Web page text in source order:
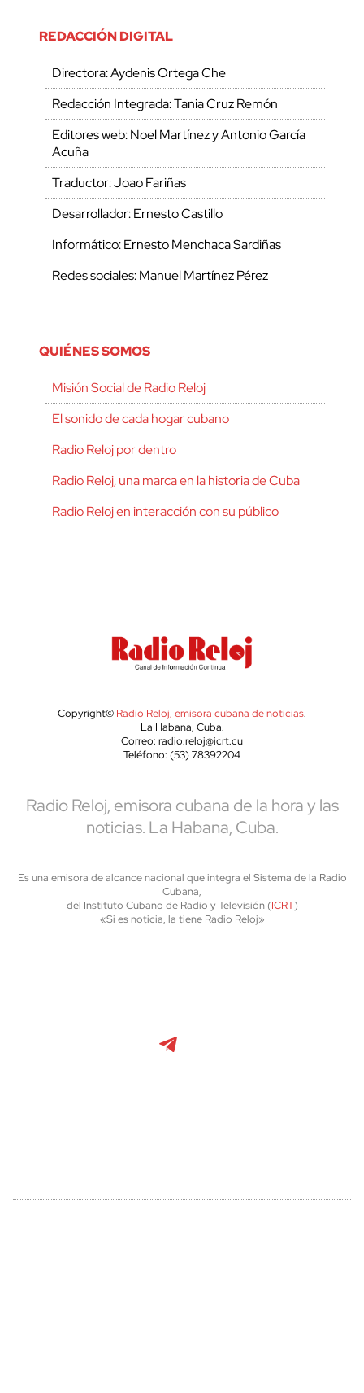
REDACCIÓN DIGITAL
Directora: Aydenis Ortega Che
Redacción Integrada: Tania Cruz Remón
Editores web: Noel Martínez y Antonio García
Acuña
Traductor: Joao Fariñas
Desarrollador: Ernesto Castillo
Informático: Ernesto Menchaca Sardiñas
Redes sociales: Manuel Martínez Pérez
QUIÉNES SOMOS
Misión Social de Radio Reloj
El sonido de cada hogar cubano
Radio Reloj por dentro
Radio Reloj, una marca en la historia de Cuba
Radio Reloj en interacción con su público
Copyright© Radio Reloj, emisora cubana de noticias.
La Habana, Cuba.
Correo: radio.reloj@icrt.cu
Teléfono: (53) 78392204
Radio Reloj, emisora cubana de la hora y las
noticias. La Habana, Cuba.
Es una emisora de alcance nacional que integra el Sistema de la Radio
Cubana,
del Instituto Cubano de Radio y Televisión (ICRT)
«Si es noticia, la tiene Radio Reloj»